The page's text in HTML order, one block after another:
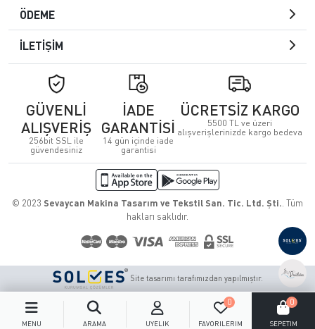
MENÜ ARAMA ÜYELIK FAVORILERIM
0
SEPETIM
0
ÖDEME
İLETİŞİM
GÜVENLİ
ALIŞVERİŞ
256bit SSL ile
güvendesiniz
İADE
GARANTİSİ
14 gün içinde iade
garantisi
ÜCRETSİZ KARGO
5500 TL ve üzeri
alışverişlerinizde kargo bedeva
© 2023 Sevaycan Makina Tasarım ve Tekstil San. Tic. Ltd. Şti.. Tüm
hakları saklıdır.
Site tasarımı tarafımızdan yapılmıştır.